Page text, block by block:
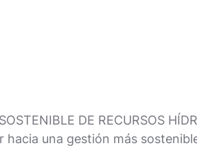
DE RECURSOS
una gestión más